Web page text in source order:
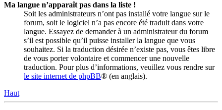
Ma langue n’apparaît pas dans la liste !
Soit les administrateurs n’ont pas installé votre langue sur le
forum, soit le logiciel n’a pas encore été traduit dans votre
langue. Essayez de demander à un administrateur du forum
s’il est possible qu’il puisse installer la langue que vous
souhaitez. Si la traduction désirée n’existe pas, vous êtes libre
de vous porter volontaire et commencer une nouvelle
traduction. Pour plus d’informations, veuillez vous rendre sur
le site internet de phpBB® (en anglais).
Haut